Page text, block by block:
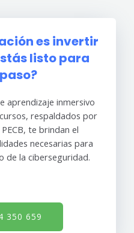
es invertir
listo para
aprendizaje inmersivo
respaldados por
te brindan el
necesarias para
de la ciberseguridad.
350 659